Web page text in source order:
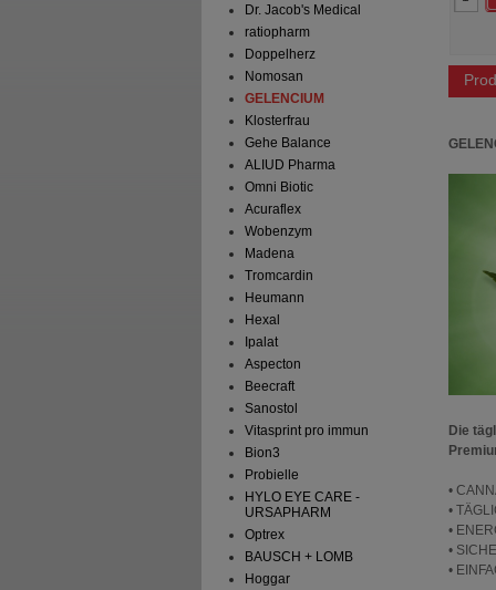
Dr. Jacob's Medical
ratiopharm
Doppelherz
Nomosan
GELENCIUM
Klosterfrau
Gehe Balance
ALIUD Pharma
Omni Biotic
Acuraflex
Wobenzym
Madena
Tromcardin
Heumann
Hexal
Ipalat
Aspecton
Beecraft
Sanostol
Vitasprint pro immun
Bion3
Probielle
HYLO EYE CARE -
URSAPHARM
Optrex
BAUSCH + LOMB
Hoggar
UVP**
Sie sparen
Die
•
•
•
•
•